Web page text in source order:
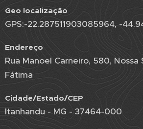
Geo localização
GPS:-22.287511903085964, -
Endereço
Rua Manoel Carneiro, 580, Nossa
Fátima
Cidade/Estado/CEP
Itanhandu - MG - 37464-000